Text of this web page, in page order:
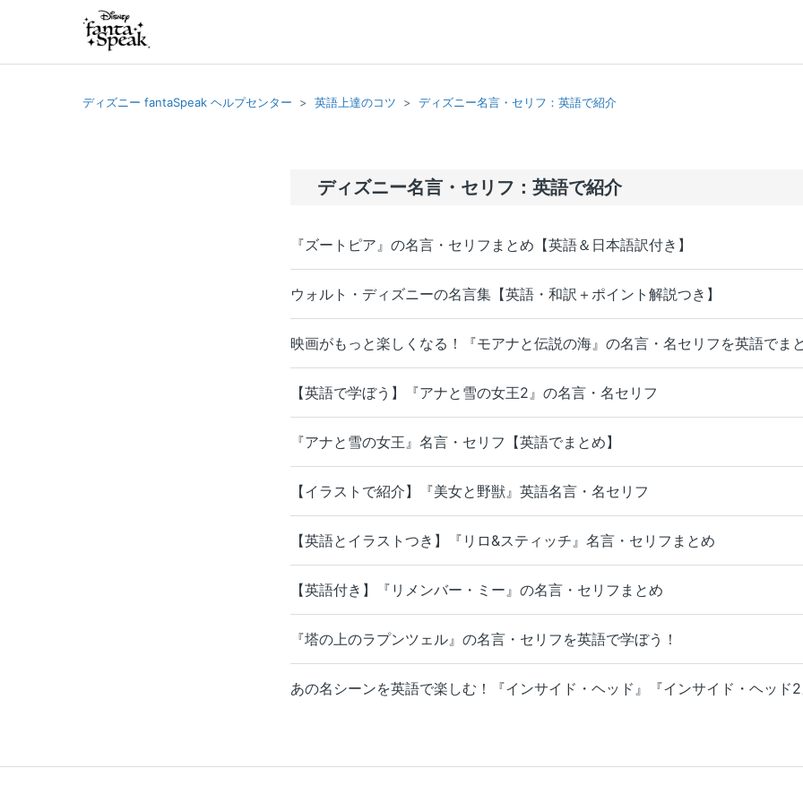
ディズニー fantaSpeak ヘルプセンター 英語上達のコツ ディズニー名言・セリフ：英語で紹介
ディズニー名言・セリフ：英語で紹介
『ズートピア』の名言・セリフまとめ【英語＆日本語訳付き】
ウォルト・ディズニーの名言集【英語・和訳＋ポイント解説つき】
映画がもっと楽しくなる！『モアナと伝説の海』の名言・名セリフを英語でま
【英語で学ぼう】『アナと雪の女王2』の名言・名セリフ
『アナと雪の女王』名言・セリフ【英語でまとめ】
【イラストで紹介】『美女と野獣』英語名言・名セリフ
【英語とイラストつき】『リロ&スティッチ』名言・セリフまとめ
【英語付き】『リメンバー・ミー』の名言・セリフまとめ
『塔の上のラプンツェル』の名言・セリフを英語で学ぼう！
あの名シーンを英語で楽しむ！『インサイド・ヘッド』『インサイド・ヘッド